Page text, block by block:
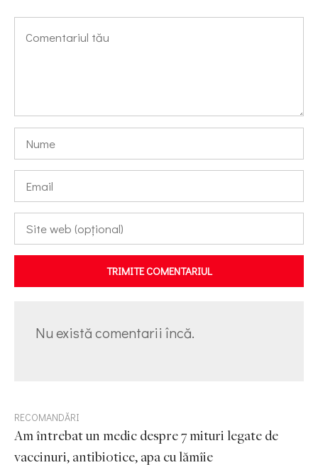
TRIMITE COMENTARIUL
Nu există comentarii încă.
RECOMANDĂRI
Am întrebat un medic despre 7 mituri legate de
vaccinuri, antibiotice, apa cu lămîie